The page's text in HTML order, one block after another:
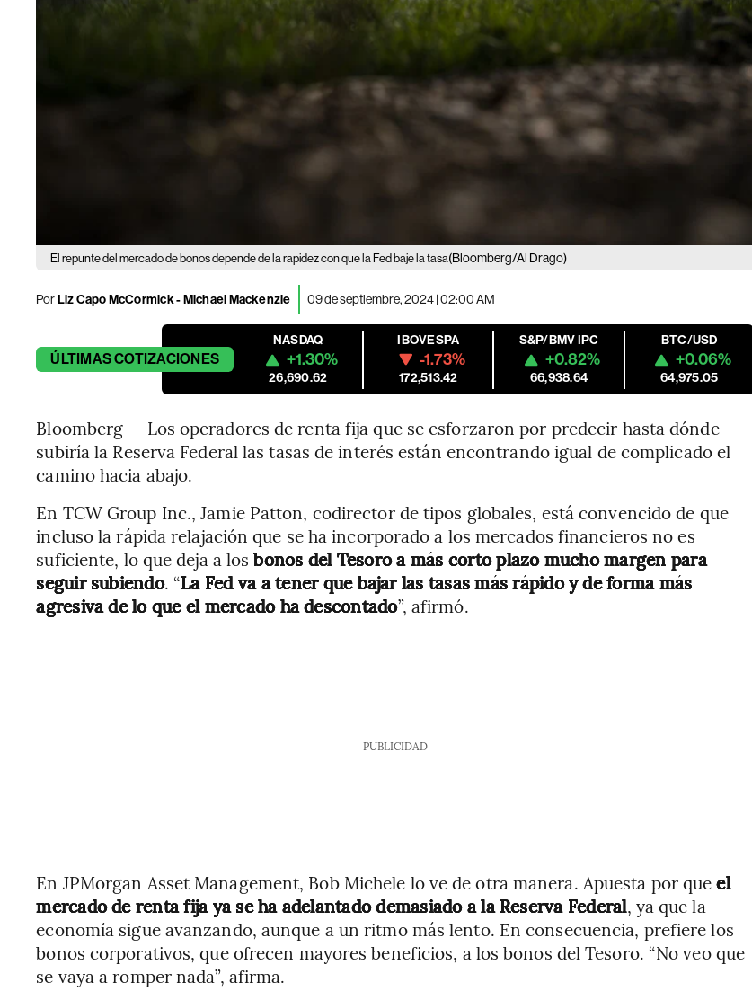
El repunte del mercado de bonos depende de la rapidez con que la Fed baje la tasa(Bloomberg/Al Drago)
PorLiz Capo McCormick - Michael Mackenzie 09 de septiembre, 2024 | 02:00 AM
ÚLTIMASCOTIZACIONES
NASDAQ
+1.30%
26,690.62
IBOVESPA
-1.73%
172,513.42
S&P/BMV IPC
+0.82%
66,938.64
BTC/USD
+0.06%
64,975.05
Bloomberg — Los operadores de renta fija que se esforzaron por predecir hasta dónde
subiría la Reserva Federal las tasas de interés están encontrando igual de complicado el
camino hacia abajo.
En TCW Group Inc., Jamie Patton, codirector de tipos globales, está convencido de que
incluso la rápida relajación que se ha incorporado a los mercados financieros no es
suficiente, lo que deja a losbonos del Tesoro a más corto plazo mucho margen para
seguir subiendo. “La Fed va a tener que bajar las tasas más rápido y de forma más
agresiva de lo que el mercado ha descontado”, afirmó.
PUBLICIDAD
En JPMorgan Asset Management, Bob Michele lo ve de otra manera. Apuesta por queel
mercado de renta fija ya se ha adelantado demasiado a la Reserva Federal, ya que la
economía sigue avanzando, aunque a un ritmo más lento. En consecuencia, prefiere los
bonos corporativos, que ofrecen mayores beneficios, a los bonos del Tesoro. “No veo que
se vaya a romper nada”, afirma.